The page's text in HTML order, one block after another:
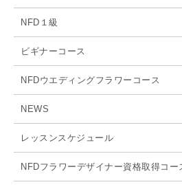
NFD１級
ビギナーコース
NFDウエディングフラワーコース
NEWS
レッスンスケジュール
NFDフラワーデザイナー資格取得コー